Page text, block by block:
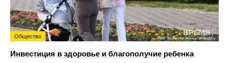
Общество
Инвестиция в здоровье и благополучие ребенка